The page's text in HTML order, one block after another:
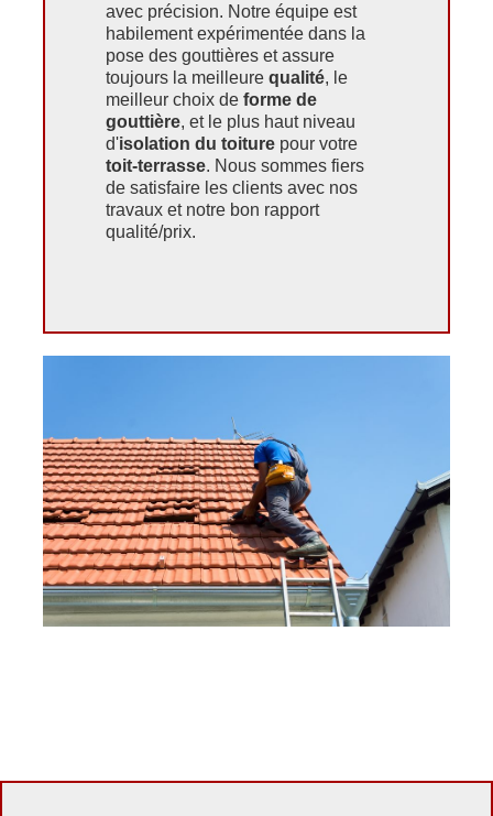
avec précision. Notre équipe est
habilement expérimentée dans la
pose des gouttières et assure
toujours la meilleure qualité, le
meilleur choix de forme de
gouttière, et le plus haut niveau
d'isolation du toiture pour votre
toit-terrasse. Nous sommes fiers
de satisfaire les clients avec nos
travaux et notre bon rapport
qualité/prix.